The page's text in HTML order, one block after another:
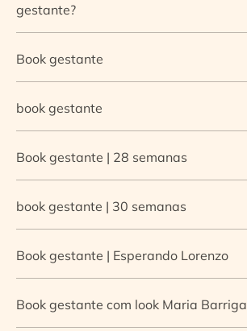
gestante?
Book gestante
book gestante
Book gestante | 28 semanas
book gestante | 30 semanas
Book gestante | Esperando Lorenzo
Book gestante com look Maria Barriga